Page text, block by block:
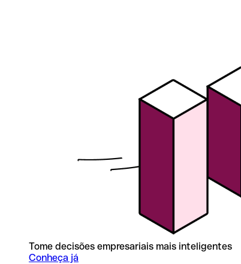
Tome decisões empresariais mais inteligentes
Conheça já